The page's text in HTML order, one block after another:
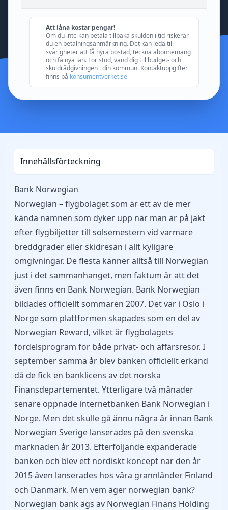
Att låna kostar pengar!
Om du inte kan betala tillbaka skulden i tid riskerar
du en betalningsanmärkning. Det kan leda till
svårigheter att få hyra bostad, teckna abonnemang
och få nya lån. För stöd, vänd dig till budget- och
skuldrådgivningen i din kommun. Kontaktuppgifter
finns på konsumentverket.se
Innehållsförteckning
Bank Norwegian
Norwegian – flygbolaget som är ett av de mer
kända namnen som dyker upp när man är på jakt
efter flygbiljetter till solsemestern vid varmare
breddgrader eller skidresan i allt kyligare
omgivningar. De flesta känner alltså till Norwegian
just i det sammanhanget, men faktum är att det
även finns en Bank Norwegian. Bank Norwegian
bildades officiellt sommaren 2007. Det var i Oslo i
Norge som plattformen skapades som en del av
Norwegian Reward, vilket är flygbolagets
fördelsprogram för både privat- och affärsresor. I
september samma år blev banken officiellt erkänd
då de fick en banklicens av det norska
Finansdepartementet. Ytterligare två månader
senare öppnade internetbanken Bank Norwegian i
Norge. Men det skulle gå ännu några år innan Bank
Norwegian Sverige lanserades på den svenska
marknaden år 2013. Efterföljande expanderade
banken och blev ett nordiskt koncept när den år
2015 även lanserades hos våra grannländer Finland
och Danmark. Men vem äger norwegian bank?
Norwegian bank ägs av Norwegian Finans Holding